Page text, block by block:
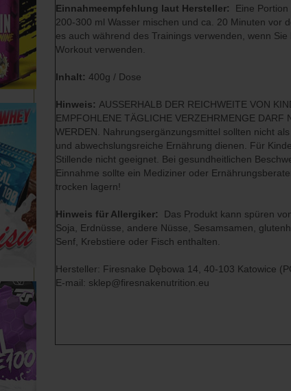
Einnahmeempfehlung laut Hersteller:
Eine Portion
200-300 ml Wasser mischen und ca. 20 Minuten vor
es auch während des Trainings verwenden, wenn
Workout verwenden.
Inhalt:400g / Dose
Hinweis: AUSSERHALB DER REICHWEITE VON
EMPFOHLENE TÄGLICHE VERZEHRMENGE DARF
WERDEN. Nahrungsergänzungsmittel sollten nicht
und abwechslungsreiche Ernährung dienen. Für
Stillende nicht geeignet. Bei gesundheitlichen
Einnahme sollte ein Mediziner oder
trocken lagern!
Hinweis für Allergiker:
Das Produkt kann spüren
Soja, Erdnüsse, andere Nüsse, Sesamsamen,
Senf, Krebstiere oder Fisch enthalten.
Hersteller: Firesnake Dębowa 14, 40-103 Katowice
E-mail: sklep@firesnakenutrition.eu